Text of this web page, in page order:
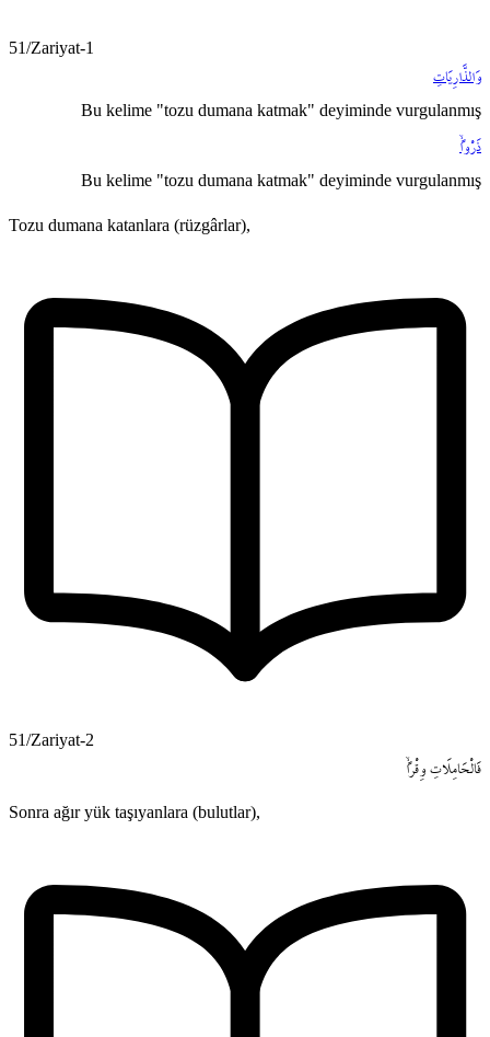
51/Zariyat-1
وَالذَّارِيَاتِ
Bu kelime "tozu dumana katmak" deyiminde vurgulanmış
ذَرْواًۙ
Bu kelime "tozu dumana katmak" deyiminde vurgulanmış
Tozu dumana katanlara (rüzgârlar),
51/Zariyat-2
فَالْحَامِلَاتِ وِقْراًۙ
Sonra ağır yük taşıyanlara (bulutlar),